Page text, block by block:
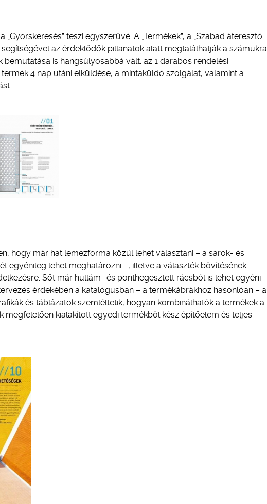
teszi egyszerűvé. A „Termékek”, a „Szabad áteresztő
az érdeklődők pillanatok alatt megtalálhatják a számukra
is hangsúlyosabbá vált: az 1 darabos rendelési
termék 4 nap utáni elküldése, a mintaküldő szolgálat, valamint a
hogy már hat lemezforma közül lehet választani – a sarok- és
egyénileg lehet meghatározni –, illetve a választék bővítésének
Sőt már hullám- és ponthegesztett rácsból is lehet egyéni
érdekében a katalógusban – a termékábrákhoz hasonlóan – a
és táblázatok szemléltetik, hogyan kombinálhatók a termékek a
megfelelően kialakított egyedi termékből kész építőelem és teljes